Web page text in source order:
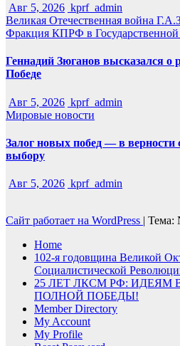
Авг 5, 2026 kprf_admin
Великая Отечественная война
Фракция КПРФ в
Геннадий Зюганов высказался о
Победе
Авг 5, 2026 kprf_admin
Мировые новости
Залог новых побед — в верности
выбору
Авг 5, 2026 kprf_admin
Сайт работает на WordPress | Тема:
Home
102-я годовщина Великой
Социалистической
25 ЛЕТ ЛКСМ РФ: ИДЕЯМ
ПОЛНОЙ ПОБЕДЫ!
Member Directory
My Account
My Profile